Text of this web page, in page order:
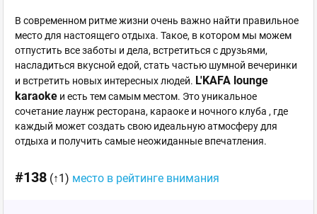
В современном ритме жизни очень важно найти правильное
место для настоящего отдыха. Такое, в котором мы можем
отпустить все заботы и дела, встретиться с друзьями,
насладиться вкусной едой, стать частью шумной вечеринки
и встретить новых интересных людей. L'KAFA lounge
karaoke и есть тем самым местом. Это уникальное
сочетание лаунж ресторана, караоке и ночного клуба , где
каждый может создать свою идеальную атмосферу для
отдыха и получить самые неожиданные впечатления.
#138 (↑1) место в рейтинге внимания